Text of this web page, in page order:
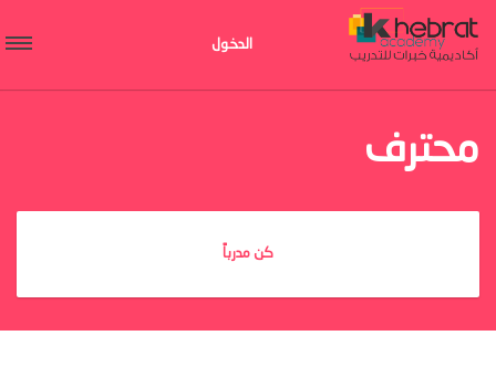
الدخول
محترف
كن مدرباً